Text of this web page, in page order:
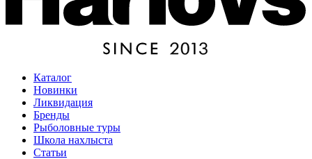
Каталог
Новинки
Ликвидация
Бренды
Рыболовные туры
Школа нахлыста
Статьи